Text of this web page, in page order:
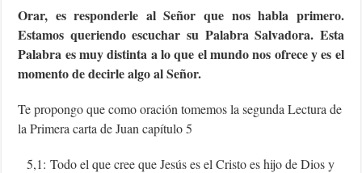
Orar, es responderle al Señor que nos habla primero.
Estamos queriendo escuchar su Palabra Salvadora. Esta
Palabra es muy distinta a lo que el mundo nos ofrece y es el
momento de decirle algo al Señor.
Te propongo que como oración tomemos la segunda Lectura de
la Primera carta de Juan capítulo 5
5,1: Todo el que cree que Jesús es el Cristo es hijo de Dios y